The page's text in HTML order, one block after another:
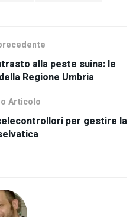
alla peste suina: le
Regione Umbria
Articolo
per gestire la